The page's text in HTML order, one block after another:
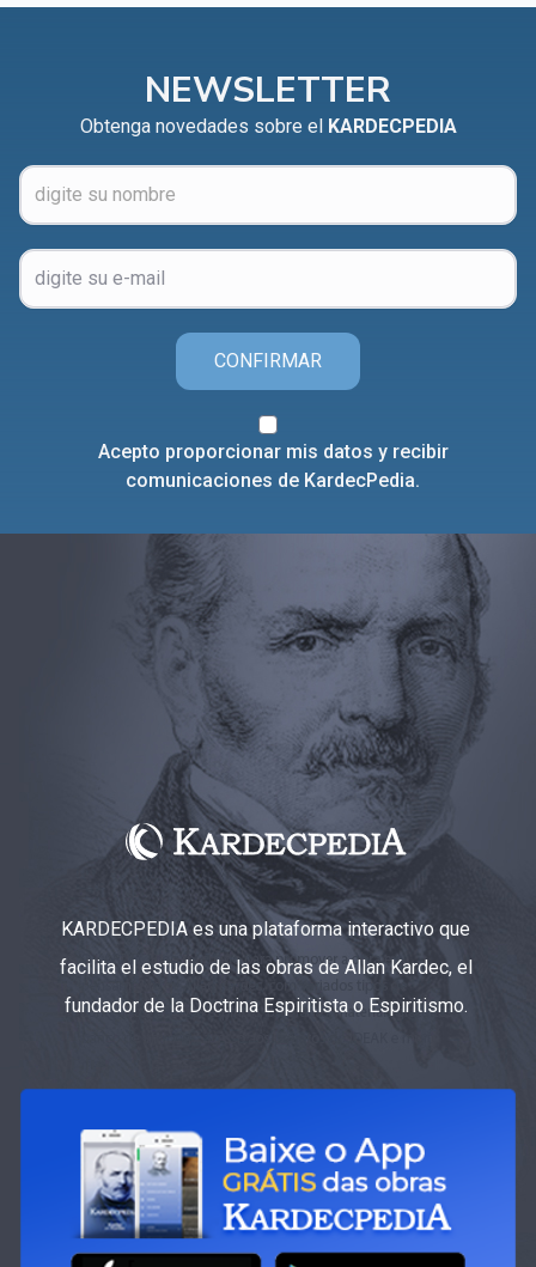
NEWSLETTER
Obtenga novedades sobre el KARDECPEDIA
CONFIRMAR
Acepto proporcionar mis datos y recibir
comunicaciones de KardecPedia.
KARDECPEDIA es una plataforma interactivo que
facilita el estudio de las obras de Allan Kardec, el
fundador de la Doctrina Espiritista o Espiritismo.